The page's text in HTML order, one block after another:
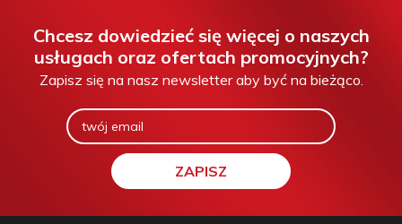
Chcesz dowiedzieć się więcej o naszych
usługach oraz ofertach promocyjnych?
Zapisz się na nasz newsletter aby być na bieżąco.